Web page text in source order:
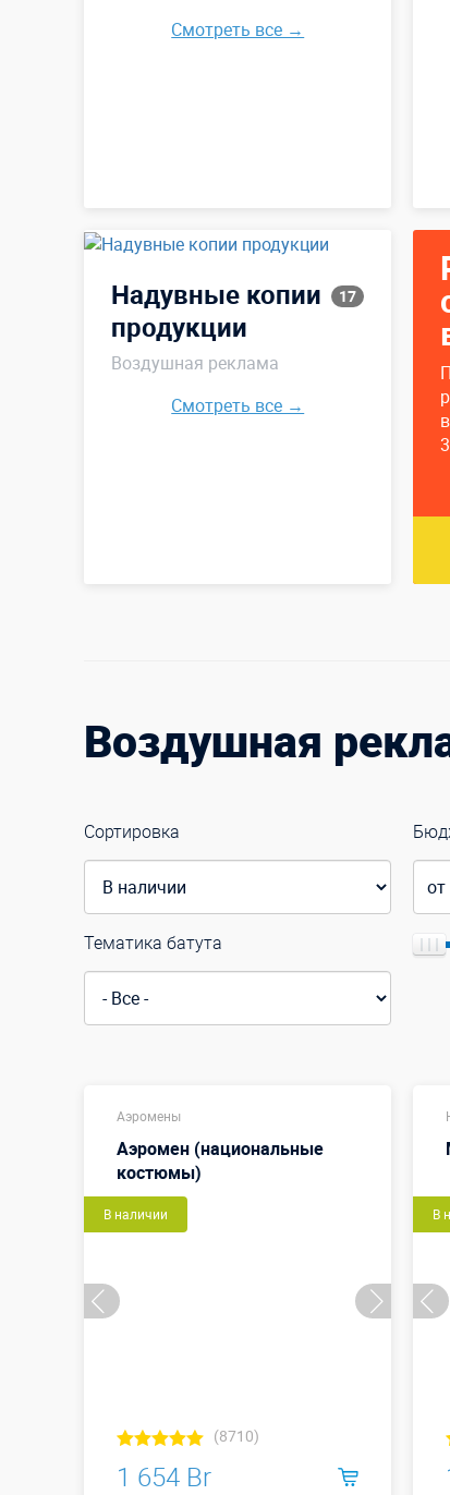
Смотреть все →
17
Надувные копии
продукции
Воздушная реклама
Смотреть все →
Воздушная
Сортировка
Тематика батута
Аэромены
Аэромен (национальные
костюмы)
В наличии
(8710)
1 654 Br
В